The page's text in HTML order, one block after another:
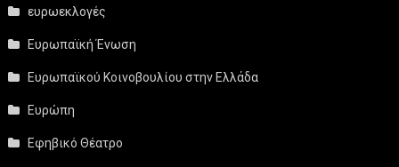
ευρωεκλογές
Ευρωπαϊκή Ένωση
Ευρωπαϊκού Κοινοβουλίου στην Ελλάδα
Ευρώπη
Εφηβικό Θέατρο